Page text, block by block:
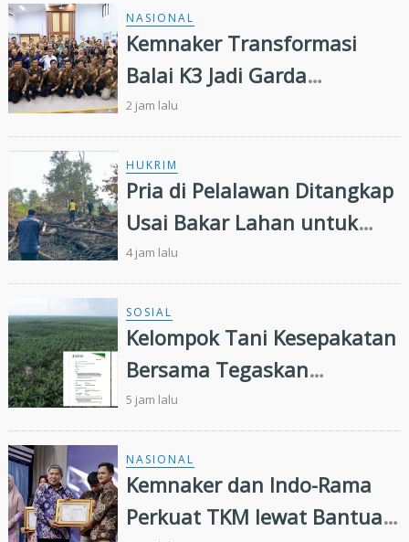
NASIONAL
Kemnaker Transformasi
Balai K3 Jadi Garda
Terdepan Pencegahan
Kecelakaan Kerja
2 jam lalu
HUKRIM
Pria di Pelalawan Ditangkap
Usai Bakar Lahan untuk
Kebun Sawit
4 jam lalu
SOSIAL
Kelompok Tani Kesepakatan
Bersama Tegaskan
Penugasan Pengelolaan
Lahan Eks Ationg Legal
5 jam lalu
NASIONAL
Kemnaker dan Indo-Rama
Perkuat TKM lewat Bantuan